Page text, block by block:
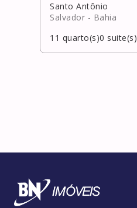
Santo Antônio
Salvador - Bahia
11 quarto(s)0 suite(s)